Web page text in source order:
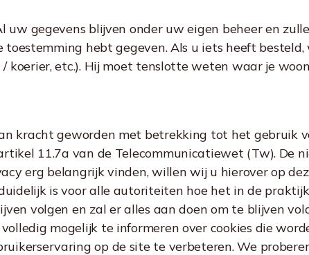
gegevens blijven onder uw eigen beheer en
hebt gegeven. Als u iets heeft besteld,
koerier, etc.). Hij moet tenslotte weten waar je
kracht geworden met betrekking tot het gebruik
11.7a van de Telecommunicatiewet (Tw). De
erg belangrijk vinden, willen wij u hierover op
is voor alle autoriteiten hoe het in de
volgen en zal er alles aan doen om te blijven
mogelijk te informeren over cookies die
op de site te verbeteren. We